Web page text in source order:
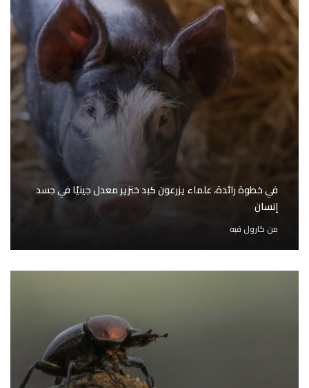
في خطوة رائدة، علماء يزرعون كبد خنزير معدل جينيًا في جسد
إنسان
من كارول قبه